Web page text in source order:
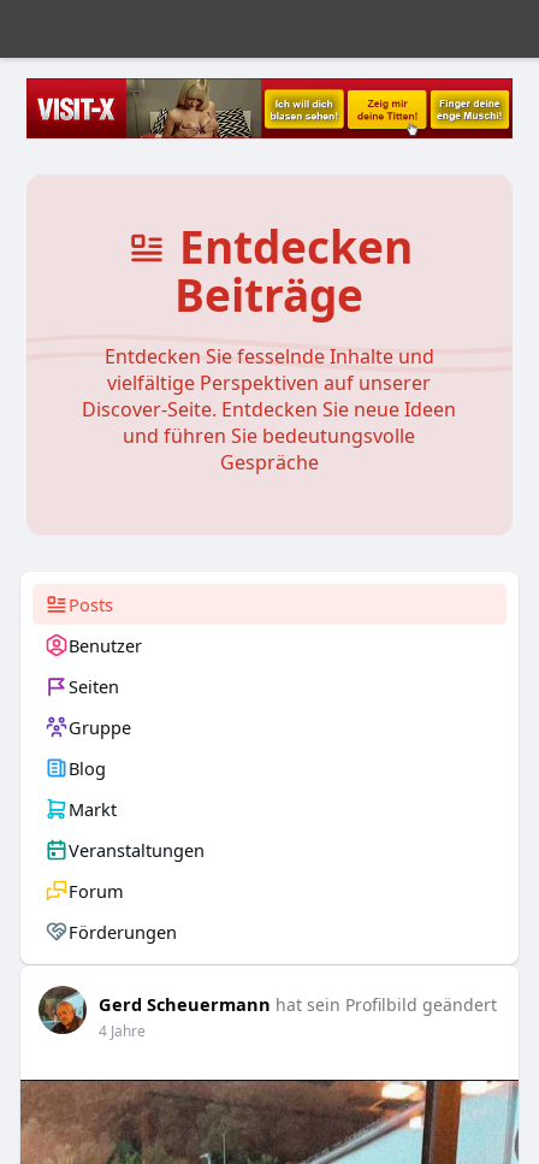
Entdecken
Beiträge
Entdecken Sie fesselnde Inhalte und
vielfältige Perspektiven auf unserer
Discover-Seite. Entdecken Sie neue Ideen
und führen Sie bedeutungsvolle
Gespräche
Posts
Benutzer
Seiten
Gruppe
Blog
Markt
Veranstaltungen
Forum
Förderungen
Gerd Scheuermann hat sein Profilbild geändert
4 Jahre